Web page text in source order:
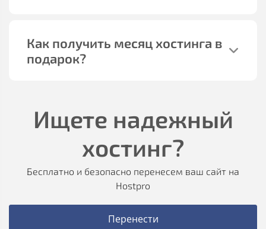
Как получить месяц хостинга в
подарок?
Ищете надежный
хостинг?
Бесплатно и безопасно перенесем ваш сайт на
Hostpro
Перенести